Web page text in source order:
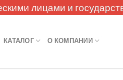
лицами и
КАТАЛОГ О КОМПАНИИ